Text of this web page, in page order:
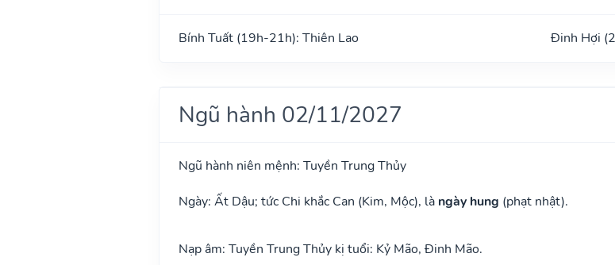
Bính Tuất (19h-21h): Thiên Lao Đinh Hợi
Ngũ hành 02/11/2027
Ngũ hành niên mệnh: Tuyền Trung Thủy
Ngày: Ất Dậu; tức Chi khắc Can (Kim, Mộc), là ngày hung (phạt nhật).
Nạp âm: Tuyền Trung Thủy kị tuổi: Kỷ Mão, Đinh Mão.